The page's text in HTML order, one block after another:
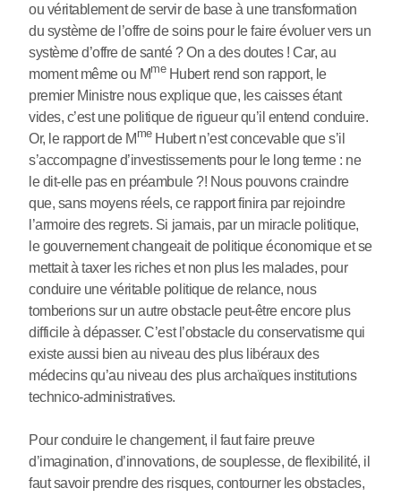
ou véritablement de servir de base à une transformation
du système de l’offre de soins pour le faire évoluer vers un
système d’offre de santé ? On a des doutes ! Car, au
moment même ou MmeHubert rend son rapport, le
premier Ministre nous explique que, les caisses étant
vides, c’est une politique de rigueur qu’il entend conduire.
Or, le rapport de M meHubert n’est concevable que s’il
s’accompagne d’investissements pour le long terme : ne
le dit-elle pas en préambule ?! Nous pouvons craindre
que, sans moyens réels, ce rapport finira par rejoindre
l’armoire des regrets. Si jamais, par un miracle politique,
le gouvernement changeait de politique économique et se
mettait à taxer les riches et non plus les malades, pour
conduire une véritable politique de relance, nous
tomberions sur un autre obstacle peut-être encore plus
difficile à dépasser. C’est l’obstacle du conservatisme qui
existe aussi bien au niveau des plus libéraux des
médecins qu’au niveau des plus archaïques institutions
technico-administratives.
Pour conduire le changement, il faut faire preuve
d’imagination, d’innovations, de souplesse, de flexibilité, il
faut savoir prendre des risques, contourner les obstacles,